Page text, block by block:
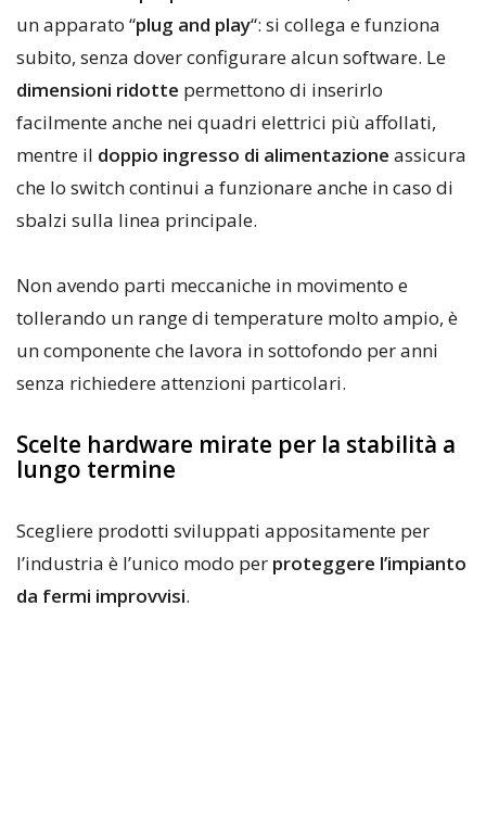
un apparato “plug and play“: si collega e funziona
subito, senza dover configurare alcun software. Le
dimensioni ridotte permettono di inserirlo
facilmente anche nei quadri elettrici più affollati,
mentre il doppio ingresso di alimentazione assicura
che lo switch continui a funzionare anche in caso di
sbalzi sulla linea principale.
Non avendo parti meccaniche in movimento e
tollerando un range di temperature molto ampio, è
un componente che lavora in sottofondo per anni
senza richiedere attenzioni particolari.
Scelte hardware mirate per la stabilità a
lungo termine
Scegliere prodotti sviluppati appositamente per
l’industria è l’unico modo per proteggere l’impianto
da fermi improvvisi.